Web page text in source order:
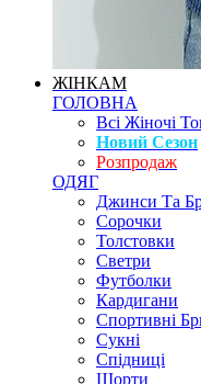
ЖІНКАМ
ГОЛОВНА
Всі Жіночі
Новий Сезон
Розпродаж
ОДЯГ
Джинси Та
Сорочки
Толстовки
Светри
Футболки
Кардигани
Спортивні
Сукні
Спідниці
Шорти